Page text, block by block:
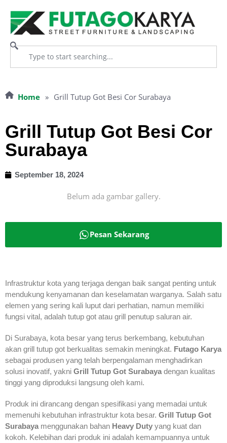
Home » Grill Tutup Got Besi Cor Surabaya
Grill Tutup Got Besi Cor
Surabaya
September 18, 2024
Belum ada gambar gallery.
Pesan Sekarang
Infrastruktur kota yang terjaga dengan baik sangat penting untuk
mendukung kenyamanan dan keselamatan warganya. Salah satu
elemen yang sering kali luput dari perhatian, namun memiliki
fungsi vital, adalah tutup got atau grill penutup saluran air.
Di Surabaya, kota besar yang terus berkembang, kebutuhan
akan grill tutup got berkualitas semakin meningkat. Futago Karya
sebagai produsen yang telah berpengalaman menghadirkan
solusi inovatif, yakni Grill Tutup Got Surabaya dengan kualitas
tinggi yang diproduksi langsung oleh kami.
Produk ini dirancang dengan spesifikasi yang memadai untuk
memenuhi kebutuhan infrastruktur kota besar. Grill Tutup Got
Surabaya menggunakan bahan Heavy Duty yang kuat dan
kokoh. Kelebihan dari produk ini adalah kemampuannya untuk